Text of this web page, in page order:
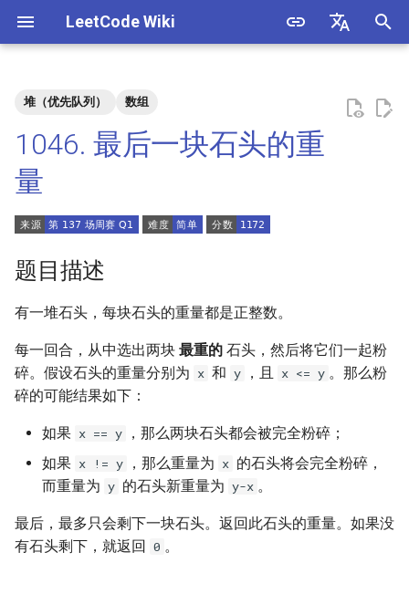
LeetCode Wiki
在
始
化
搜
索
擎
解法
方法一：优先队列（大根
堆）
4. 二维数组中的查找
5. 替换空格
6. 从尾到头打印链表
7. 重建二叉树
9. 用两个栈实现队列
10.1. 斐波那契数列
10.2. 青蛙跳台阶问题
11. 旋转数组的最小数字
12. 矩阵中的路径
2. 二进制加法
3. 前 n 个数字二进制中 1 的个
数
4. 只出现一次的数字
5. 单词长度的最大乘积
6. 排序数组中两个数字之和
8. 和大于等于 target 的最短子
数组
9. 乘积小于 K 的子数组
1.2. 判定是否互为字符重排
1.3. URL 化
1.4. 回文排列
1.5. 一次编辑
1.6. 字符串压缩
1.7. 旋转矩阵
1.8. 零矩阵
1.9. 字符串轮转
2.1. 移除重复节点
堆（优先队列） 数组
1046. 最后一块石头的重
量
题目描述
有一堆石头，每块石头的重量都是正整数。
每一回合，从中选出两块 最重的 石头，然后将它们一起粉
碎。假设石头的重量分别为 x 和 y ，且 x <= y 。那么粉
碎的可能结果如下：
如果 x == y
，那么两块石头都会被完全粉碎；
如果 x != y ，那么重量为 x 的石头将会完全粉碎，
而重量为 y 的石头新重量为 y-x 。
最后，最多只会剩下一块石头。返回此石头的重量。如果没
有石头剩下，就返回 0 。